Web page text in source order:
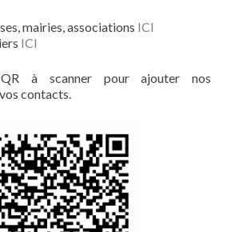
mairies, associations ICI
ICI
à scanner pour ajouter nos
contacts.